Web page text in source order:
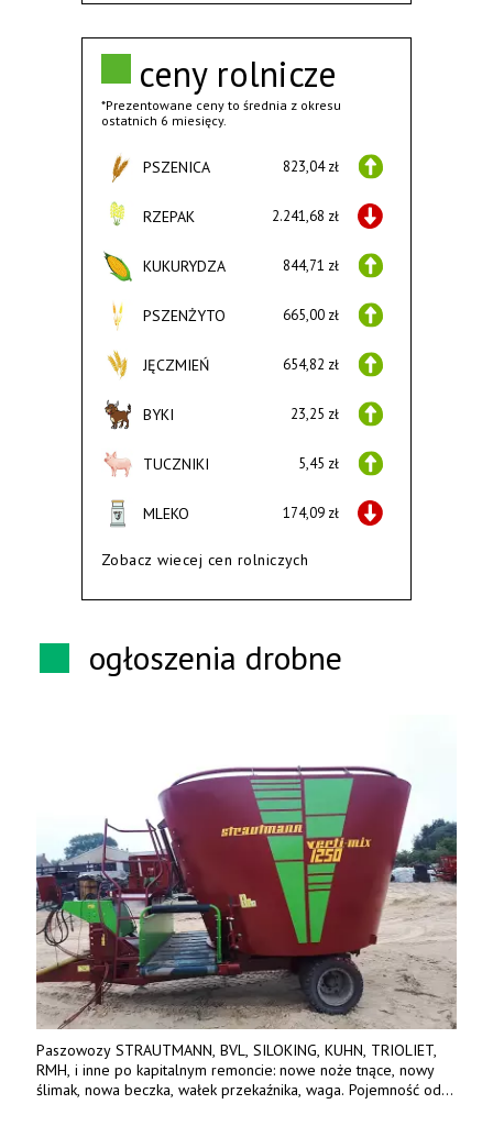
ceny rolnicze
*Prezentowane ceny to średnia z okresu
ostatnich 6 miesięcy.
PSZENICA 823,04 zł
RZEPAK 2.241,68 zł
KUKURYDZA 844,71 zł
PSZENŻYTO 665,00 zł
JĘCZMIEŃ 654,82 zł
BYKI 23,25 zł
TUCZNIKI 5,45 zł
MLEKO 174,09 zł
Zobacz wiecej cen rolniczych
ogłoszenia drobne
Paszowozy STRAUTMANN, BVL, SILOKING, KUHN, TRIOLIET,
RMH, i inne po kapitalnym remoncie: nowe noże tnące, nowy
ślimak, nowa beczka, wałek przekaźnika, waga. Pojemność od